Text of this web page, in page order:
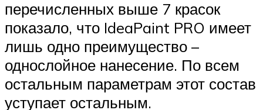
перечисленных выше 7 красок
показало, что IdeaPaint PRO имеет
лишь одно преимущество –
однослойное нанесение. По всем
остальным параметрам этот состав
уступает остальным.